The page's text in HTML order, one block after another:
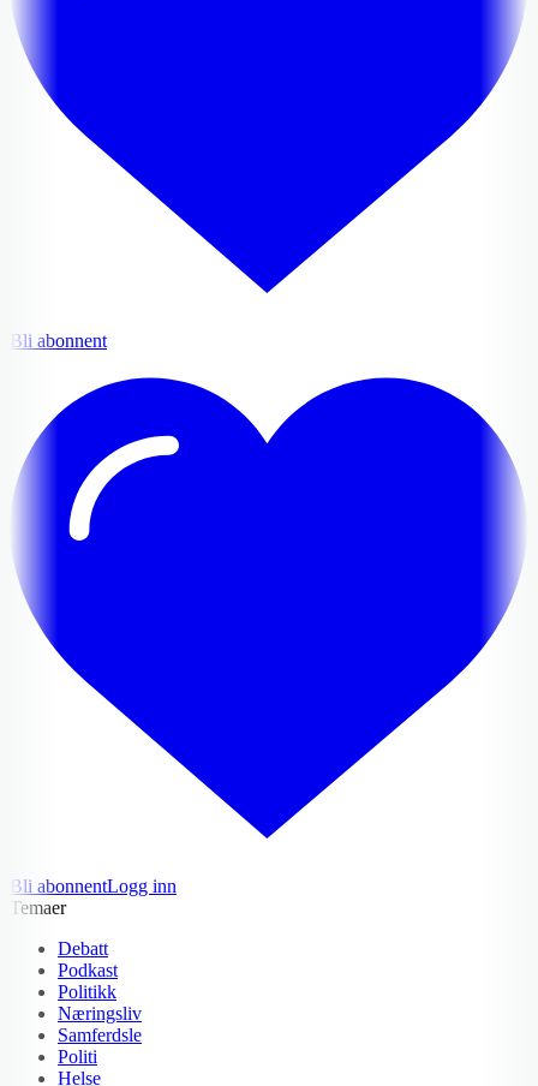
Bli abonnent
Bli abonnentLogg inn
Temaer
Debatt
Podkast
Politikk
Næringsliv
Samferdsle
Politi
Helse